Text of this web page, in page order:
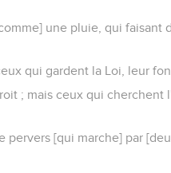
une pluie, qui faisant
qui gardent la Loi, leur
; mais ceux qui cherchent
[qui marche] par